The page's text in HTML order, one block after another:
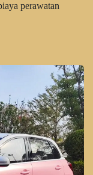
perawatan